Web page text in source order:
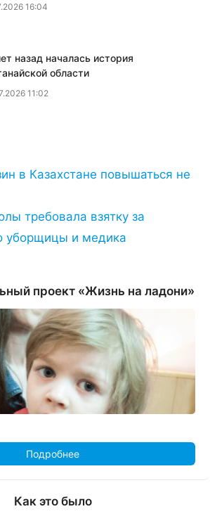
16:04
назад началась история
области
11:02
в Казахстане повышаться не
требовала взятку за
уборщицы и медика
проект «Жизнь на ладони»
Подробнее
Как это было